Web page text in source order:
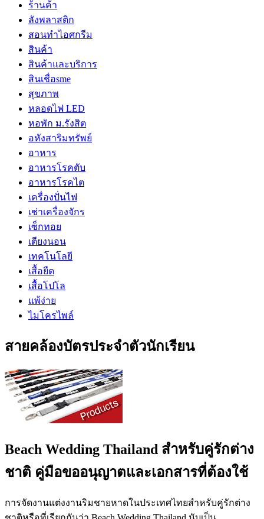
ร้านค้า
ลังพลาสติก
สอนทำไอศกรีม
สินค้า
สินค้าและบริการ
สินเชื่อsme
สุขภาพ
หลอดไฟ LED
หอพัก ม.รังสิต
อหังสาริมทรัพย์
อาหาร
อาหารโรคตับ
อาหารโรคไต
เครื่องปั่นไฟ
เช่าเครื่องจักร
เซ็กทอย
เตียงนอน
เทคโนโลยี
เสื้อยืด
เสื้อโปโล
แพ้ง่าย
ไมโครไพล์
สายคล้องบัตรประจำตัวนักเรียน
Beach Wedding Thailand สำหรับคู่รักต่าง
ชาติ คู่มือขออนุญาตและเอกสารที่ต้องใช้
การจัดงานแต่งงานริมชายหาดในประเทศไทยสำหรับคู่รักต่าง